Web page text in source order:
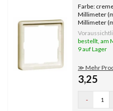
Farbe:
Millimeter
Millimeter
unbehandelt
bestellt, am
9 auf Lager
≫ Mehr
3,25
-